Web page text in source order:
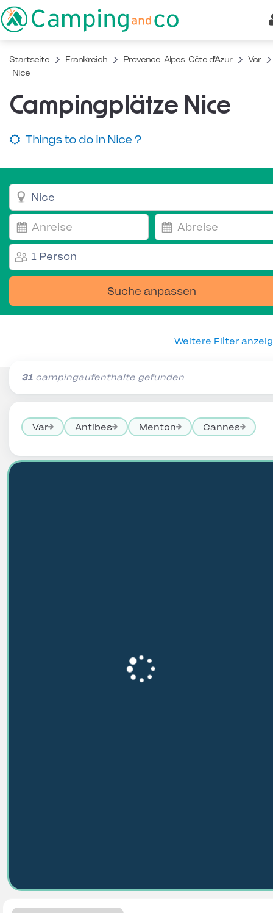
Startseite Frankreich Provence-Alpes-Côte d'Azur
Var
Nice
Campingplätze Nice
Things to do in Nice ?
1 Person
Suche anpassen
Weitere Filter
31 campingaufenthalte gefunden
Var Antibes Menton Cannes